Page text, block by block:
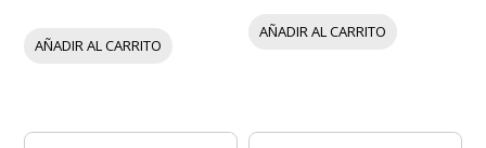
AÑADIR AL CARRITO
AÑADIR AL CARRITO